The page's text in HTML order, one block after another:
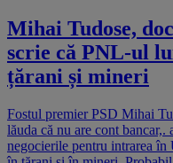
Mihai Tudose,
scrie că PNL-ul
țărani și mineri
Fostul premier PSD Mihai
lăuda că nu are cont
negocierile pentru intrarea